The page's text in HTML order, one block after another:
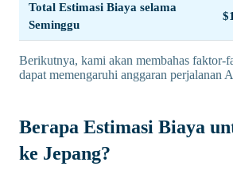
Total Estimasi Biaya selama
Seminggu
Berikutnya, kami akan membahas faktor-
dapat memengaruhi anggaran perjalanan
Berapa Estimasi Biaya
ke Jepang?